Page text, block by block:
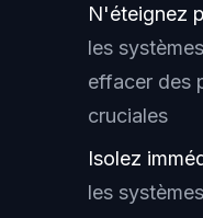
N'éteignez
les
effacer des
cruciales
Isolez
les